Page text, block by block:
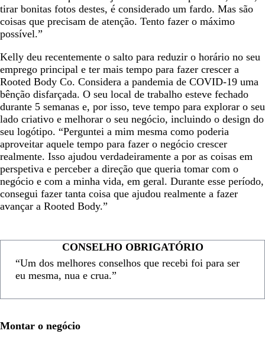
tirar bonitas fotos destes, é considerado um fardo. Mas são
coisas que precisam de atenção. Tento fazer o máximo
possível.”
Kelly deu recentemente o salto para reduzir o horário no seu
emprego principal e ter mais tempo para fazer crescer a
Rooted Body Co. Considera a pandemia de COVID-19 uma
bênção disfarçada. O seu local de trabalho esteve fechado
durante 5 semanas e, por isso, teve tempo para explorar o seu
lado criativo e melhorar o seu negócio, incluindo o design do
seu logótipo. “Perguntei a mim mesma como poderia
aproveitar aquele tempo para fazer o negócio crescer
realmente. Isso ajudou verdadeiramente a por as coisas em
perspetiva e perceber a direção que queria tomar com o
negócio e com a minha vida, em geral. Durante esse período,
consegui fazer tanta coisa que ajudou realmente a fazer
avançar a Rooted Body.”
CONSELHO OBRIGATÓRIO
“Um dos melhores conselhos que recebi foi para ser
eu mesma, nua e crua.”
Montar o negócio